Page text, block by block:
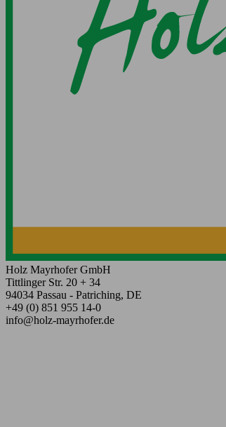
Holz Mayrhofer GmbH
Tittlinger Str. 20 + 34
94034 Passau - Patriching, DE
+49 (0) 851 955 14-0
info@holz-mayrhofer.de